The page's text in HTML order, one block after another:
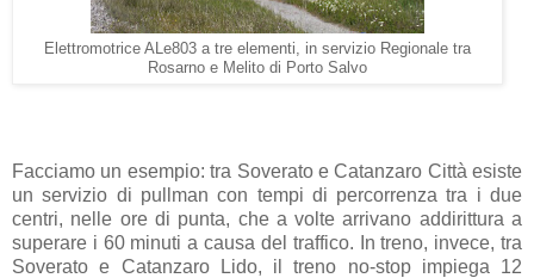
Elettromotrice ALe803 a tre elementi, in servizio Regionale tra
Rosarno e Melito di Porto Salvo
Facciamo un esempio: tra Soverato e Catanzaro Città esiste
un servizio di pullman con tempi di percorrenza tra i due
centri, nelle ore di punta, che a volte arrivano addirittura a
superare i 60 minuti a causa del traffico. In treno, invece, tra
Soverato e Catanzaro Lido, il treno no-stop impiega 12